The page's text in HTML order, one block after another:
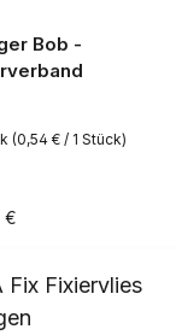
Bob -
(0,54 € / 1 Stück)
€